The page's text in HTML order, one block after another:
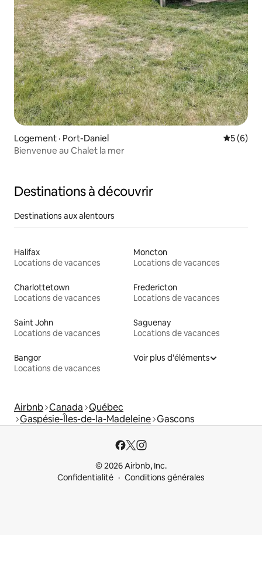
Logement · Port-Daniel Note
5 (6)
Bienvenue au Chalet la mer
Destinations à découvrir
Destinations aux alentours
Halifax
Locations de vacances
Moncton
Locations de vacances
Charlottetown
Locations de vacances
Fredericton
Locations de vacances
Saint John
Locations de vacances
Saguenay
Locations de vacances
Bangor
Locations de vacances
Voir plus d'éléments
Airbnb Canada Québec
Gaspésie-Îles-de-la-Madeleine Gascons
© 2026 Airbnb, Inc.
Confidentialité
Conditions générales